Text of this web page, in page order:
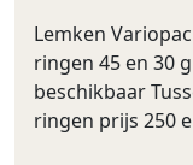
Lemken
ringen 45 en 30
beschikbaar
ringen prijs 250